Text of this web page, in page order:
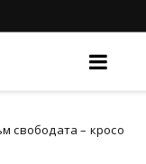
– кросовият мотор